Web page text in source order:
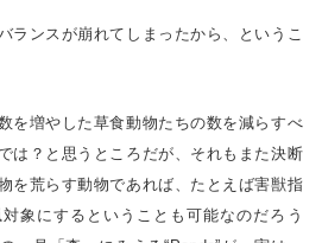
ランスが崩れてしまったから、というこ
を増やした草食動物たちの数を減らすべ
は？と思うところだが、それもまた決断
を荒らす動物であれば、たとえば害獣指
象にするということも可能なのだろう